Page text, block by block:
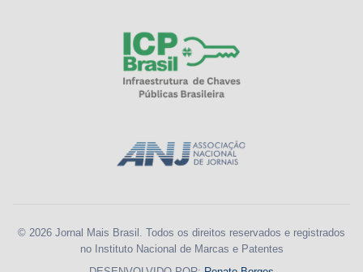
© 2026 Jornal Mais Brasil. Todos os direitos reservados e registrados
no Instituto Nacional de Marcas e Patentes